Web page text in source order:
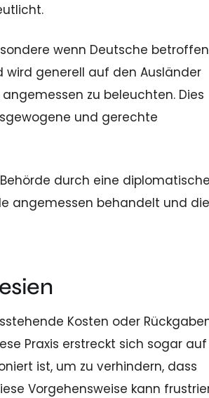
wenn Deutsche
wird generell auf den Ausländer
zu beleuchten. Dies
und gerechte
durch eine diplomatische
angemessen behandelt und die
Kosten oder
Praxis erstreckt sich sogar auf
ist, um zu verhindern, dass
Vorgehensweise kann